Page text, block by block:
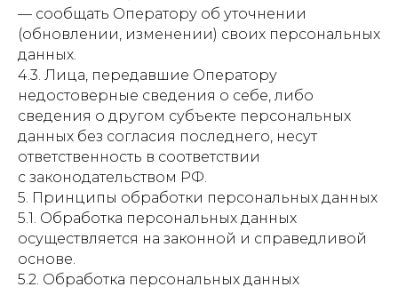
— сообщать Оператору об уточнении
(обновлении, изменении) своих персональных
данных.
4.3. Лица, передавшие Оператору
недостоверные сведения о себе, либо
сведения о другом субъекте персональных
данных без согласия последнего, несут
ответственность в соответствии
с законодательством РФ.
5. Принципы обработки персональных данных
5.1. Обработка персональных данных
осуществляется на законной и справедливой
основе.
5.2. Обработка персональных данных